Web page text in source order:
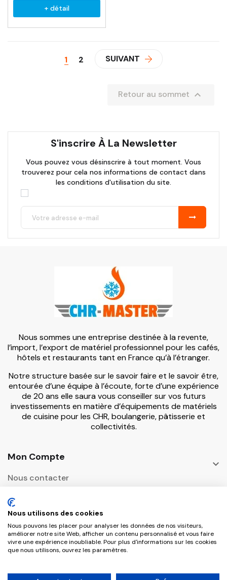
+ détail
1 2 SUIVANT
Retour au sommet 
S'inscrire À La Newsletter
Vous pouvez vous désinscrire à tout moment. Vous
trouverez pour cela nos informations de contact dans
les conditions d'utilisation du site.
Nous sommes une entreprise destinée à la revente,
l’import, l’export de matériel professionnel pour les cafés,
hôtels et restaurants tant en France qu’à l’étranger.
Notre structure basée sur le savoir faire et le savoir être,
entourée d’une équipe à l’écoute, forte d’une expérience
de 20 ans elle saura vous conseiller sur vos futurs
investissements en matière d’équipements de matériels
de cuisine pour les CHR, boulangerie, pâtisserie et
collectivités.
Mon Compte

Nous contacter
Informations
Adresse Postale
Copyright © 2026 CHR Master Tous droits
Nous utilisons des cookies
Nous pouvons les placer pour analyser les données de nos visiteurs,
améliorer notre site Web, afficher un contenu personnalisé et vous faire
vivre une expérience inoubliable. Pour plus d'informations sur les cookies
que nous utilisons, ouvrez les paramètres.